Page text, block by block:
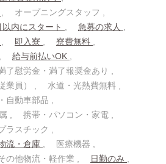
オープニングスタッフ
以内にスタート
急募の求人
即入寮
寮費無料
給与前払いOK
了慰労金・満了報奨金あり
業員）
水道・光熱費無料
自動車部品
携帯・パソコン・家電
ラスチック
流・倉庫
医療機器
の他物流・軽作業
日勤のみ